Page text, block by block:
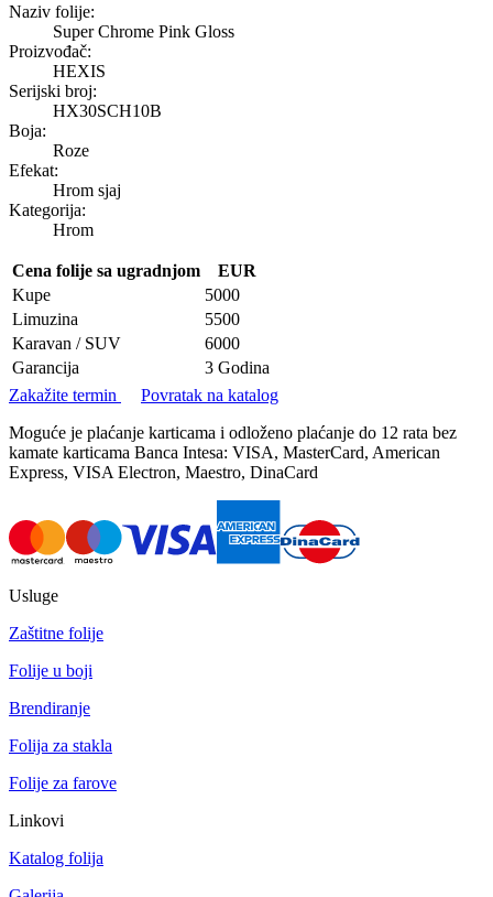
Naziv folije:
Super Chrome Pink Gloss
Proizvođač:
HEXIS
Serijski broj:
HX30SCH10B
Boja:
Roze
Efekat:
Hrom sjaj
Kategorija:
Hrom
Cena folije sa ugradnjom
EUR
Kupe
5000
Limuzina
5500
Karavan / SUV
6000
Garancija
3 Godina
Zakažite termin
Povratak na katalog
Moguće je plaćanje karticama i odloženo plaćanje do 12 rata bez
kamate karticama Banca Intesa: VISA, MasterCard, American
Express, VISA Electron, Maestro, DinaCard
Usluge
Zaštitne folije
Folije u boji
Brendiranje
Folija za stakla
Folije za farove
Linkovi
Katalog folija